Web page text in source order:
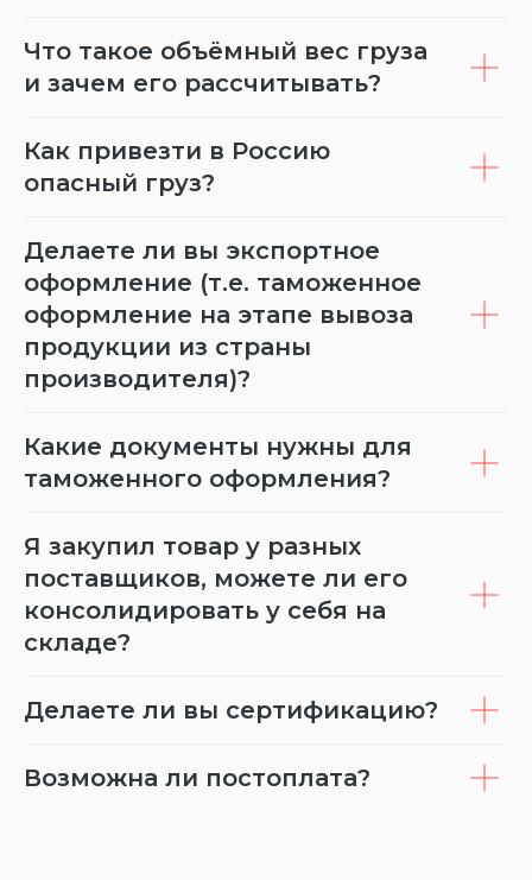
Что такое объёмный вес груза
и зачем его рассчитывать?
Как привезти в Россию
опасный груз?
Делаете ли вы экспортное
оформление (т.е. таможенное
оформление на этапе вывоза
продукции из страны
производителя)?
Какие документы нужны для
таможенного оформления?
Я закупил товар у разных
поставщиков, можете ли его
консолидировать у себя на
складе?
Делаете ли вы сертификацию?
Возможна ли постоплата?